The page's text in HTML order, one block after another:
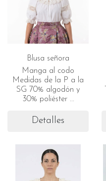
Blusa señora
Manga al codo
Medidas de la P a la
SG 70% algodón y
30% poliéster ...
Detalles